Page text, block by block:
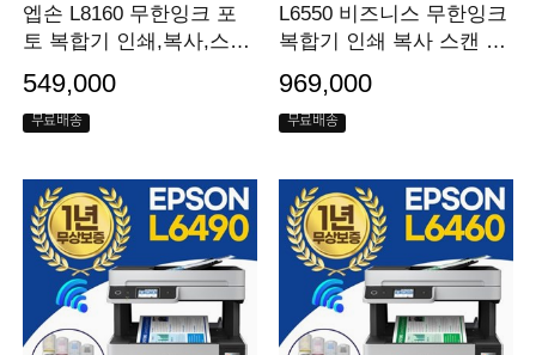
엡손 L8160 무한잉크 포
토 복합기 인쇄,복사,스캔,
549,000
무료배송
L6550 비즈니스 무한잉크
복합기 인쇄 복사 스캔 팩
969,000
무료배송